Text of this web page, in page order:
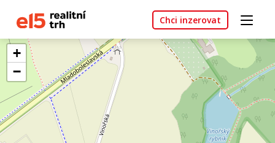
Chci inzerovat
+
−